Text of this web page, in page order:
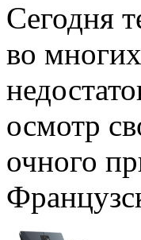
Сегодня
во
осмотр
очного